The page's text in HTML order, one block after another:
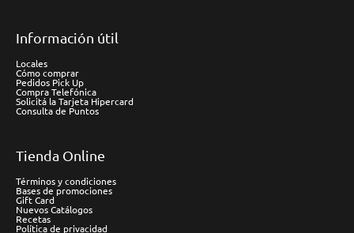
Información útil
Locales
Cómo comprar
Pedidos Pick Up
Compra Telefónica
Solicitá la Tarjeta Hipercard
Consulta de Puntos
Tienda Online
Términos y condiciones
Bases de promociones
Gift Card
Nuevos Catálogos
Recetas
Política de privacidad